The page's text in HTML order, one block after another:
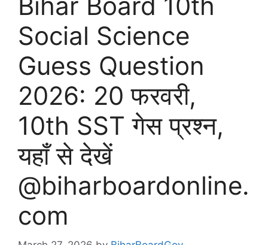
Social Science
Guess Question
2026: 20 फरवरी,
10th SST गेस प्रश्न,
यहाँ से देखें
@biharboardonline.
com